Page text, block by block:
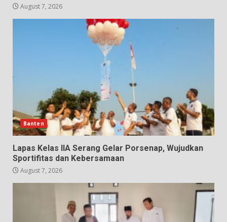
August 7, 2026
Banten
Lapas Kelas IIA Serang Gelar Porsenap, Wujudkan
Sportifitas dan Kebersamaan
August 7, 2026